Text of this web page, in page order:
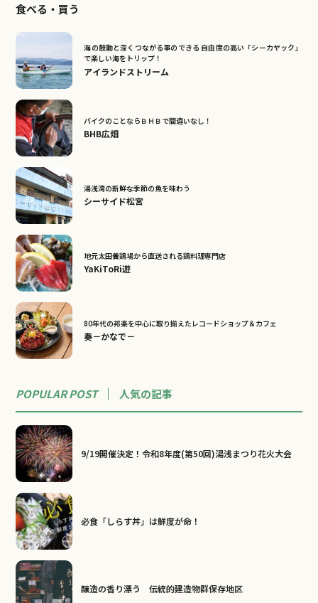
食べる・買う
海の鼓動と深くつながる事のできる 自由度の高い「シーカヤック」
で楽しい海をトリップ！
アイランドストリーム
バイクのことならＢＨＢで間違いなし！
BHB広畑
湯浅湾の新鮮な季節の魚を味わう
シーサイド松宮
地元太田養鶏場から直送される鶏料理専門店
YaKiToRi遊
80年代の邦楽を中心に取り揃えたレコードショップ＆カフェ
奏－かなで－
POPULAR POST 人気の記事
9/19開催決定！令和8年度(第50回)湯浅まつり花火大会
必食「しらす丼」は鮮度が命！
醸造の香り漂う 伝統的建造物群保存地区